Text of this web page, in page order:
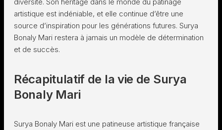
artistique est indéniable, et elle continue d’être une
source d’inspiration pour les générations futures. Surya
Bonaly Mari restera à jamais un modèle de détermination
et de succès.
Récapitulatif de la vie de Surya
Bonaly Mari
Surya Bonaly Mari est une patineuse artistique française